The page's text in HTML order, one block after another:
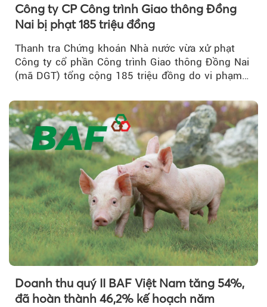
Công ty CP Công trình Giao thông Đồng
Nai bị phạt 185 triệu đồng
Thanh tra Chứng khoán Nhà nước vừa xử phạt
Công ty cổ phần Công trình Giao thông Đồng Nai
(mã DGT) tổng cộng 185 triệu đồng do vi phạm
Doanh thu quý II BAF Việt Nam tăng 54%,
đã hoàn thành 46,2% kế hoạch năm